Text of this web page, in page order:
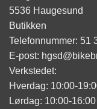
5536 Haugesund
Butikken
Telefonnummer: 51
E-post:
Verkstedet:
Hverdag: 10:00-
Lørdag: 10:00-16:00